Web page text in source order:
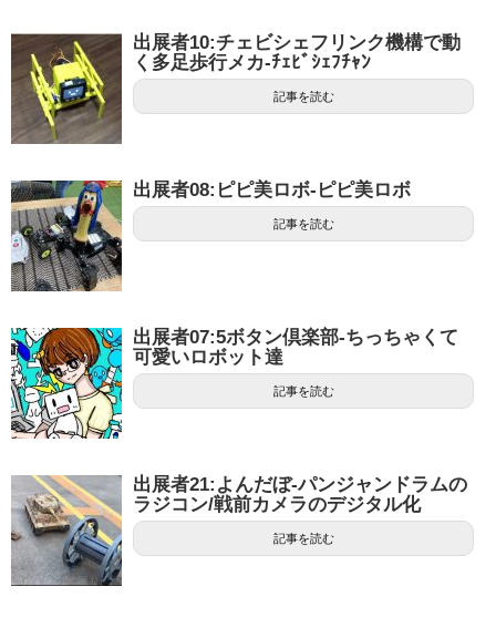
出展者10:チェビシェフリンク機構で動
く多足歩行メカ-ﾁｪﾋﾞｼｪﾌﾁｬﾝ
記事を読む
出展者08:ピピ美ロボ-ピピ美ロボ
記事を読む
出展者07:5ボタン倶楽部-ちっちゃくて
可愛いロボット達
記事を読む
出展者21:よんだぼ-パンジャンドラムの
ラジコン/戦前カメラのデジタル化
記事を読む